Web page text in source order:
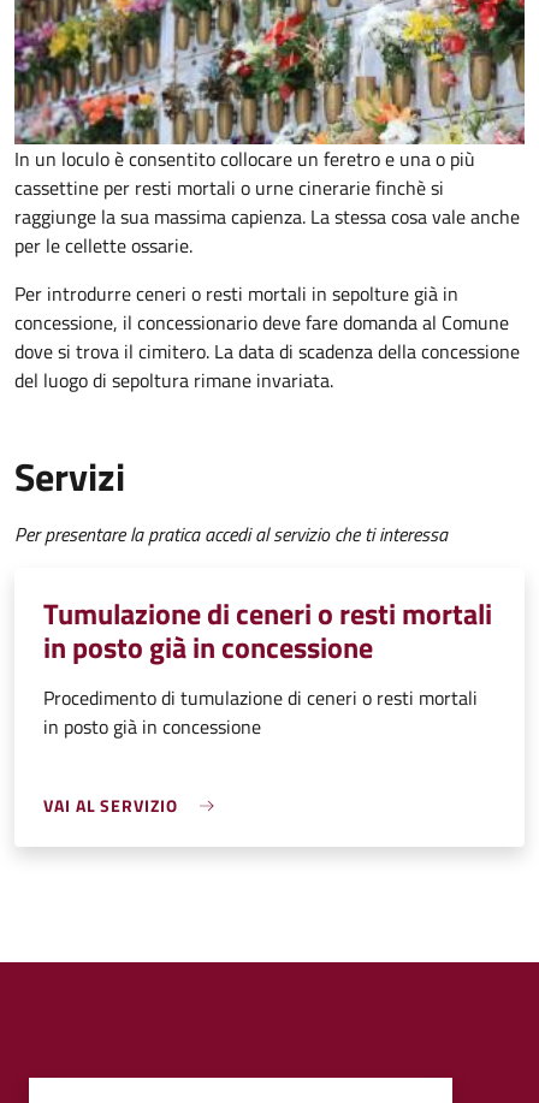
In un loculo è consentito collocare un feretro e una o più
cassettine per resti mortali o urne cinerarie finchè si
raggiunge la sua massima capienza. La stessa cosa vale anche
per le cellette ossarie.
Per introdurre ceneri o resti mortali in sepolture già in
concessione, il concessionario deve fare domanda al Comune
dove si trova il cimitero. La data di scadenza della concessione
del luogo di sepoltura rimane invariata.
Servizi
Per presentare la pratica accedi al servizio che ti interessa
Tumulazione di ceneri o resti mortali
in posto già in concessione
Procedimento di tumulazione di ceneri o resti mortali
in posto già in concessione
VAI AL SERVIZIO